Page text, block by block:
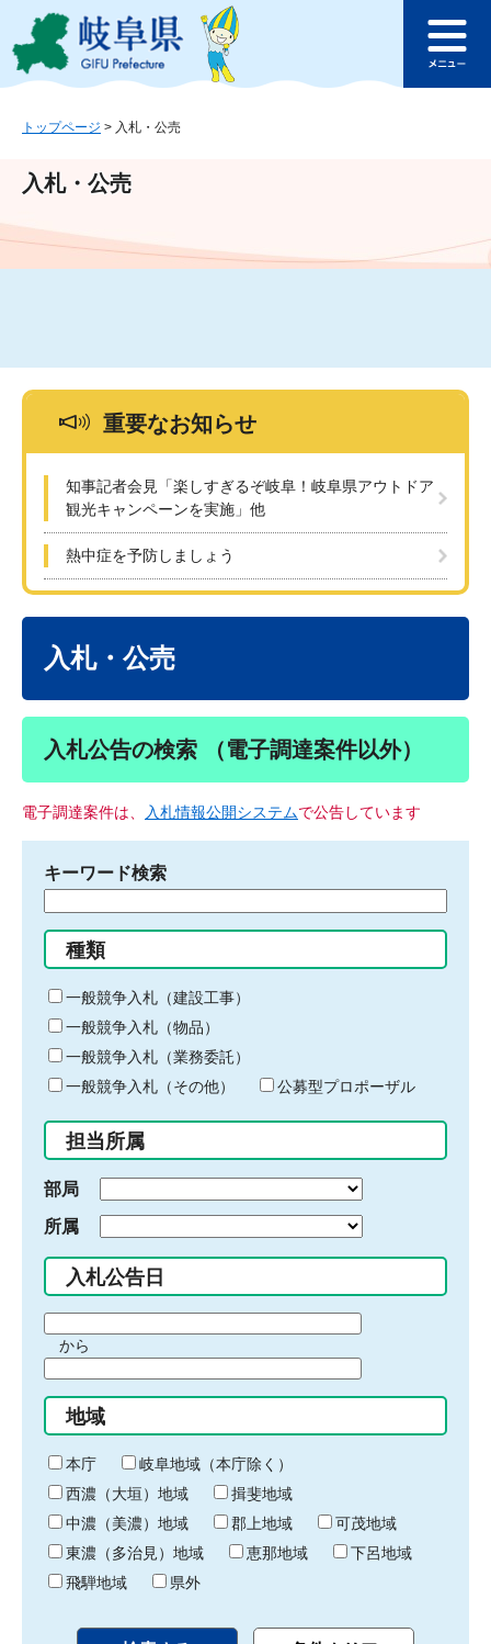
ジ
ュ
文
このページの本文へ
ュ
トップページ > 入札・公売
入札・公売
重要なお知らせ
知事記者会見「楽しすぎるぞ岐阜！岐阜県アウトドア
観光キャンペーンを実施」他
熱中症を予防しましょう
入札・公売
入札公告の検索 （電子調達案件以外）
電子調達案件は、 入札情報公開システムで公告しています
キーワード検索
る
キ
ー
ワ
ー
ド
入
力
種類
一般競争入札（建設工事）
一般競争入札（物品）
一般競争入札（業務委託）
一般競争入札（その他）
公募型プロポーザル
担当所属
部局
所属
入札公告日
間
始
り
から
間
終
わ
り
地域
本庁
岐阜地域（本庁除く）
西濃（大垣）地域
揖斐地域
中濃（美濃）地域
郡上地域
可茂地域
東濃（多治見）地域
恵那地域
下呂地域
飛騨地域
県外